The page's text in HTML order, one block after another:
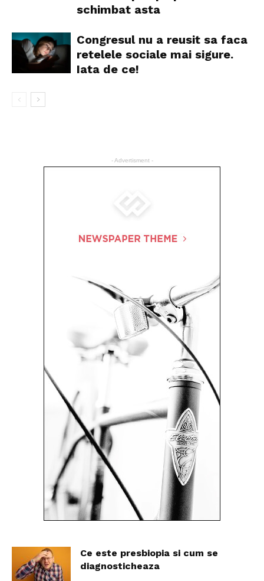
schimbat asta
Congresul nu a reusit sa faca
retelele sociale mai sigure.
Iata de ce!
- Advertisment -
Ce este presbiopia si cum se
diagnosticheaza